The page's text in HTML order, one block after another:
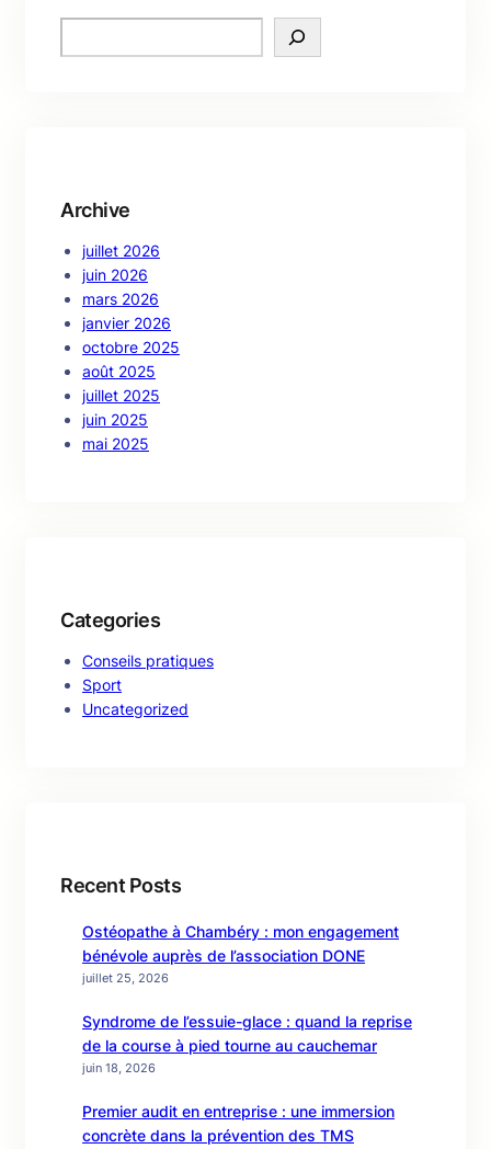
e
Archive
juillet 2026
juin 2026
mars 2026
janvier 2026
octobre 2025
août 2025
juillet 2025
juin 2025
mai 2025
Categories
Conseils pratiques
Sport
Uncategorized
Recent Posts
Ostéopathe à Chambéry : mon engagement
bénévole auprès de l’association DONE
juillet 25, 2026
Syndrome de l’essuie-glace : quand la reprise
de la course à pied tourne au cauchemar
juin 18, 2026
Premier audit en entreprise : une immersion
concrète dans la prévention des TMS